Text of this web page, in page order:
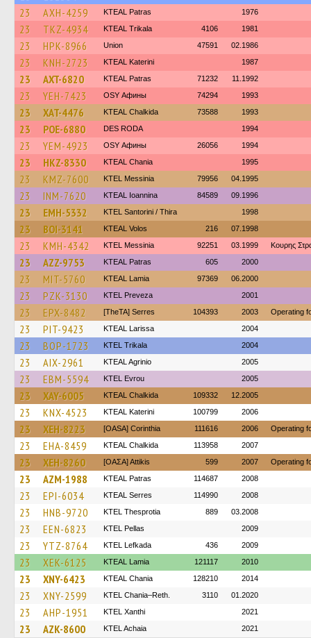
23
AXH-4259 KTEAL Patras 1976
23 TKZ-4934 KTEAL Trikala 4106 1981
23 HPK-8966 Union 47591 02.1986
23 KNH-2723 KTEAL Katerini 1987
23 AXT-6820 KTEAL Patras 71232 11.1992
23 YEH-7423 OSY Афины 74294 1993
23 XAT-4476 KTEAL Chalkida 73588 1993
23 POE-6880 DES RODA 1994
23 YEM-4923 OSY Афины 26056 1994
23 HKZ-8330 KTEAL Chania 1995
23 KMZ-7600 KTEL Messinia 79956 04.1995
23 INM-7620 KTEAL Ioannina 84589 09.1996
23 EMH-5332 KTEL Santorini / Thira 1998
23 BOI-3141 KTEAL Volos 216 07.1998
23 KMH-4342 KTEL Messinia 92251 03.1999 Κουρης
23 AZZ-9753 KTEAL Patras 605 2000
23 MIT-5760 KTEAL Lamia 97369 06.2000
23 PZK-3130 KTEL Preveza 2001
23 EPX-8482 [TheTA] Serres 104393 2003 Operating
23 PIT-9423 KTEAL Larissa 2004
23 BOP-1723 ΚΤΕL Τrikala 2004
23 AIX-2961 KTEAL Agrinio 2005
23 EBM-5594 KTEL Evrou 2005
23 XAY-6005 KTEAL Chalkida 109332 12.2005
23 KNX-4523 KTEAL Katerini 100799 2006
23 XEH-8223 [OASA] Corinthia 111616 2006 Operating
23 EHA-8459 KTEAL Chalkida 113958 2007
23 XEH-8260 [ΟΑΣΑ] Αttikis 599 2007 Operating
23 AZM-1988 KTEAL Patras 114687 2008
23 EPI-6034 KTEAL Serres 114990 2008
23 HNB-9720 KTEL Thesprotia 889 03.2008
23 EEN-6823 KTEL Pellas 2009
23 YTZ-8764 KTEL Lefkada 436 2009
23 XEK-6125 KTEAL Lamia 121117 2010
23 XNY-6423 KTEAL Chania 128210 2014
23 XNY-2599 KTEL Chania–Reth. 3110 01.2020
23 AHP-1951 KTEL Xanthi 2021
23 AZK-8600 KTEL Achaia 2021